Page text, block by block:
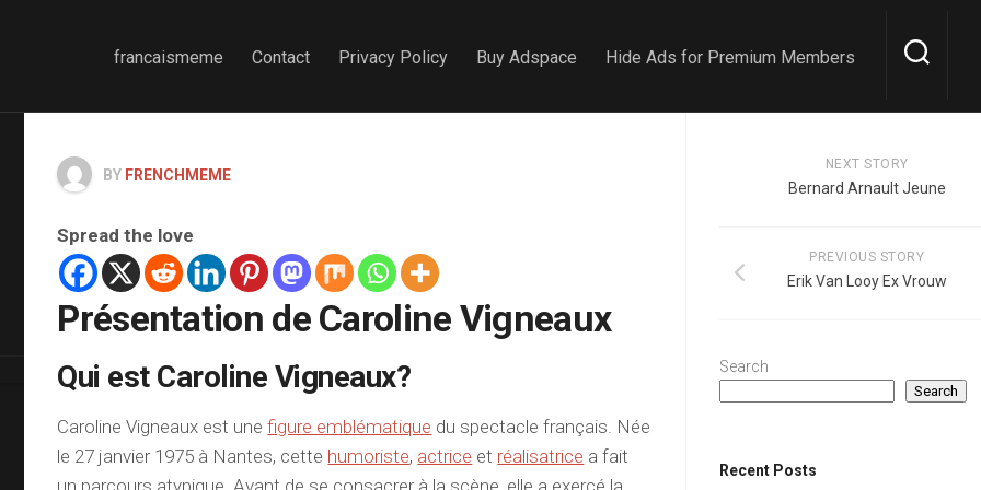
francaismeme Contact Privacy Policy Buy Adspace Hide Ads for Premium Members
BY FRENCHMEME
Spread the love
Présentation de Caroline Vigneaux
Qui est Caroline Vigneaux?
Caroline Vigneaux est unefigure emblématique du spectacle français. Née
le 27 janvier 1975 à Nantes, cette humoriste, actrice et réalisatrice a fait
un parcours atypique. Avant de se consacrer à la scène, elle a exercé la
NEXT STORY
Bernard Arnault Jeune
PREVIOUS STORY
Erik Van Looy Ex Vrouw
Search
Search
Recent Posts